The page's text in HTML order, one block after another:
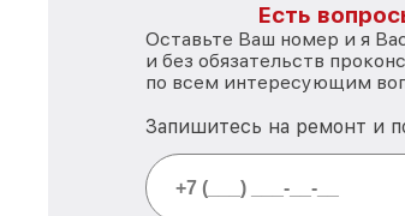
Есть
Оставьте Ваш номер и я
и без обязательств
по всем интересующим
Запишитесь на ремонт и